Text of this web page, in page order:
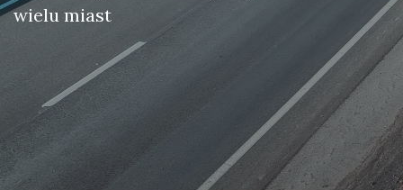
wielu miast